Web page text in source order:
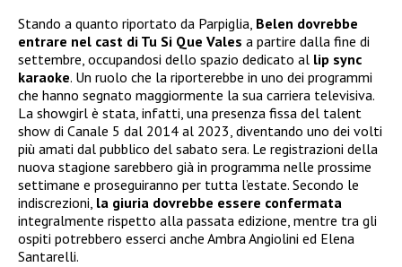
Stando a quanto riportato da Parpiglia, Belen dovrebbe
entrare nel cast di Tu Si Que Vales a partire dalla fine di
settembre, occupandosi dello spazio dedicato al lip sync
karaoke. Un ruolo che la riporterebbe in uno dei programmi
che hanno segnato maggiormente la sua carriera televisiva.
La showgirl è stata, infatti, una presenza fissa del talent
show di Canale 5 dal 2014 al 2023, diventando uno dei volti
più amati dal pubblico del sabato sera. Le registrazioni della
nuova stagione sarebbero già in programma nelle prossime
settimane e proseguiranno per tutta l’estate. Secondo le
indiscrezioni, la giuria dovrebbe essere confermata
integralmente rispetto alla passata edizione, mentre tra gli
ospiti potrebbero esserci anche Ambra Angiolini ed Elena
Santarelli.